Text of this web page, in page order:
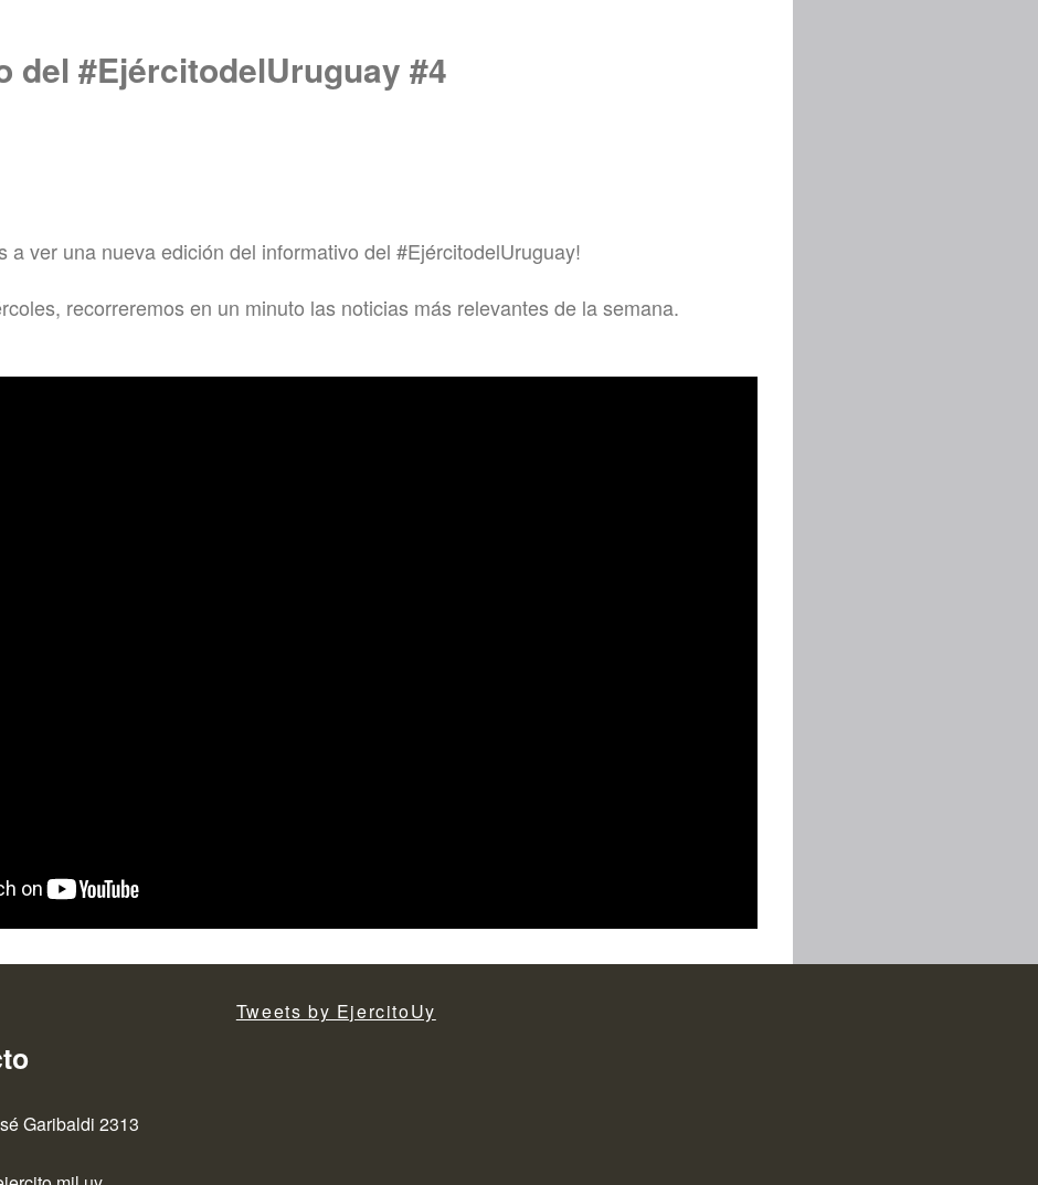
del #EjércitodelUruguay #4
a ver una nueva edición del informativo del #EjércitodelUruguay!
recorreremos en un minuto las noticias más relevantes de la semana.
Garibaldi 2313
Tweets by EjercitoUy